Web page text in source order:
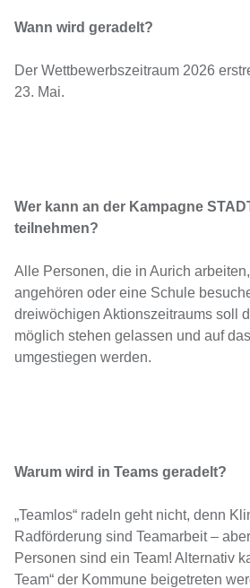
Wann wird geradelt?
Der Wettbewerbszeitraum 2026
23. Mai.
Wer kann an der Kampagne
teilnehmen?
Alle Personen, die in Aurich
angehören oder eine Schule
dreiwöchigen Aktionszeitraums soll
möglich stehen gelassen und auf
umgestiegen werden.
Warum wird in Teams geradelt?
„Teamlos“ radeln geht nicht, denn
Radförderung sind Teamarbeit –
Personen sind ein Team! Alternativ
Team“ der Kommune beigetreten